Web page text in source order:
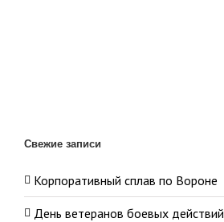
Свежие записи
Корпоративный сплав по Вороне
День ветеранов боевых действий